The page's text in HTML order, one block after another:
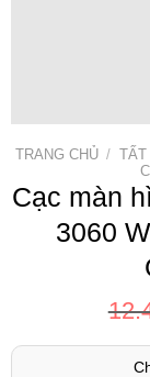
TRANG CHỦ / TẤT
Cạc màn
3060